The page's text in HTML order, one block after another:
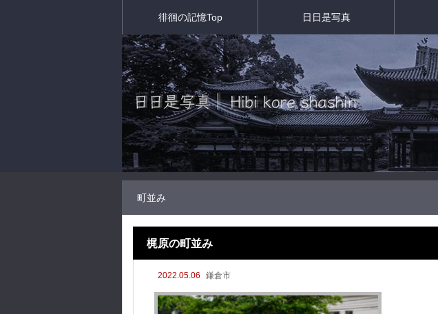
徘徊の記憶Top 日日是写真
町並み
梶原の町並み
2022.05.06 鎌倉市